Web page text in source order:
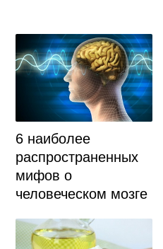
6 наиболее
распространенных
мифов о
человеческом мозге